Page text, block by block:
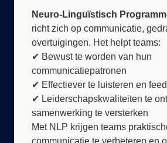
richt zich op communicatie,
overtuigingen. Het helpt teams:
✔ Bewust te worden van hun
communicatiepatronen
✔ Effectiever te luisteren en
✔ Leiderschapskwaliteiten te
samenwerking te versterken
Met NLP krijgen teams
communicatie te verbeteren en
relaties te versterken, wat leidt